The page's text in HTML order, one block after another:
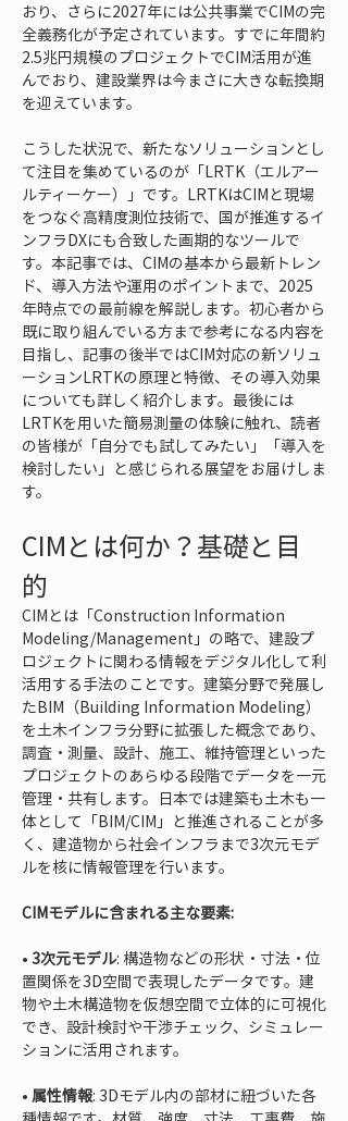
おり、さらに2027年には公共事業でCIMの完
全義務化が予定されています。すでに年間約
2.5兆円規模のプロジェクトでCIM活用が進
んでおり、建設業界は今まさに大きな転換期
を迎えています。
こうした状況で、新たなソリューションとし
て注目を集めているのが「LRTK（エルアー
ルティーケー）」です。LRTKはCIMと現場
をつなぐ高精度測位技術で、国が推進するイ
ンフラDXにも合致した画期的なツールで
す。本記事では、CIMの基本から最新トレン
ド、導入方法や運用のポイントまで、2025
年時点での最前線を解説します。初心者から
既に取り組んでいる方まで参考になる内容を
目指し、記事の後半ではCIM対応の新ソリュ
ーションLRTKの原理と特徴、その導入効果
についても詳しく紹介します。最後には
LRTKを用いた簡易測量の体験に触れ、読者
の皆様が「自分でも試してみたい」「導入を
検討したい」と感じられる展望をお届けしま
す。
CIMとは何か？基礎と目
的
CIMとは「Construction Information
Modeling/Management」の略で、建設プ
ロジェクトに関わる情報をデジタル化して利
活用する手法のことです。建築分野で発展し
たBIM（Building Information Modeling）
を土木インフラ分野に拡張した概念であり、
調査・測量、設計、施工、維持管理といった
プロジェクトのあらゆる段階でデータを一元
管理・共有します。日本では建築も土木も一
体として「BIM/CIM」と推進されることが多
く、建造物から社会インフラまで3次元モデ
ルを核に情報管理を行います。
CIMモデルに含まれる主な要素:
• 3次元モデル: 構造物などの形状・寸法・位
置関係を3D空間で表現したデータです。建
物や土木構造物を仮想空間で立体的に可視化
でき、設計検討や干渉チェック、シミュレー
• 属性情報: 3Dモデル内の部材に紐づいた各